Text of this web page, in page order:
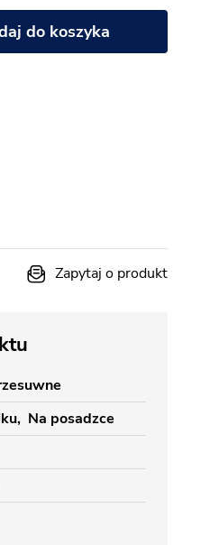
do koszyka
Zapytaj o produkt
Na posadzce